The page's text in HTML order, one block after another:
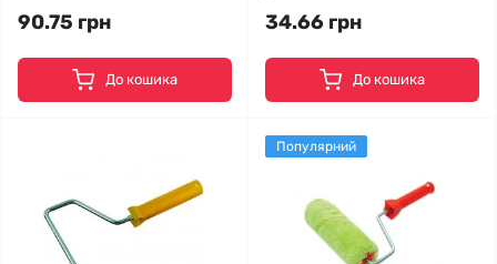
90.75 грн
До кошика
34.66 грн
До кошика
Популярний